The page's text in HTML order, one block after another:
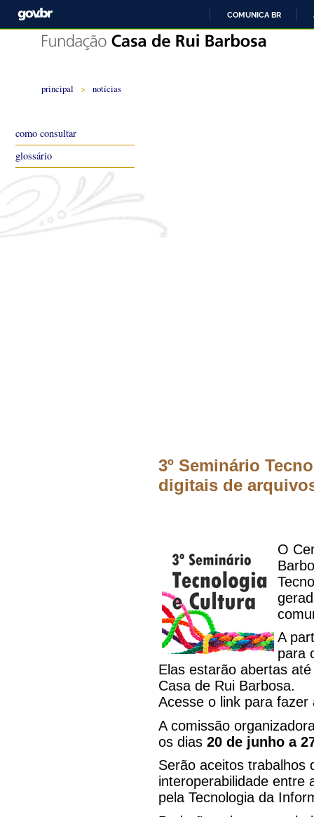
COMUNICA BR
principal > notícias
3º Seminário
digitais de
O
A
para
Elas estarão abertas
Casa de Rui Barbosa.
Acesse o link para
A comissão
os dias 20 de junho a
Serão aceitos trabalhos
interoperabilidade entre
pela Tecnologia da
como consultar
glossário